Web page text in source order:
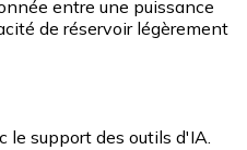
entre une puissance
de réservoir légèrement
le support des outils d'IA.